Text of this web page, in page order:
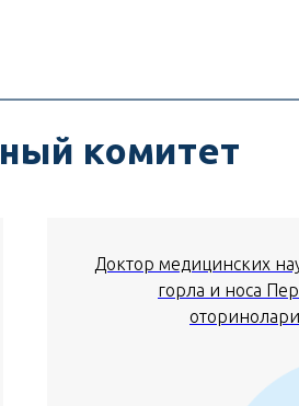
комитет
Доктор медицинских
горла и носа